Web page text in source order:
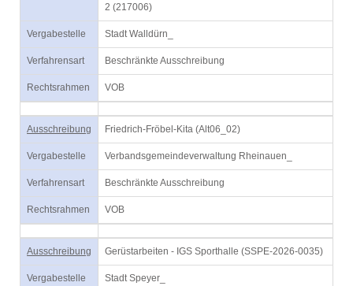
2 (217006)
Vergabestelle Stadt Walldürn_
Verfahrensart Beschränkte Ausschreibung
Rechtsrahmen VOB
Ausschreibung Friedrich-Fröbel-Kita (Alt06_02)
Vergabestelle Verbandsgemeindeverwaltung Rheinauen_
Verfahrensart Beschränkte Ausschreibung
Rechtsrahmen VOB
Ausschreibung Gerüstarbeiten - IGS Sporthalle (SSPE-2026-0035)
Vergabestelle Stadt Speyer_